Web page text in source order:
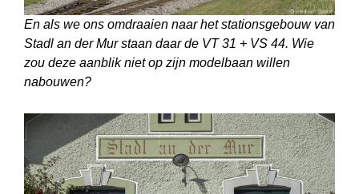
En als we ons omdraaien naar het stationsgebouw van
Stadl an der Mur staan daar de VT 31 + VS 44. Wie
zou deze aanblik niet op zijn modelbaan willen
nabouwen?